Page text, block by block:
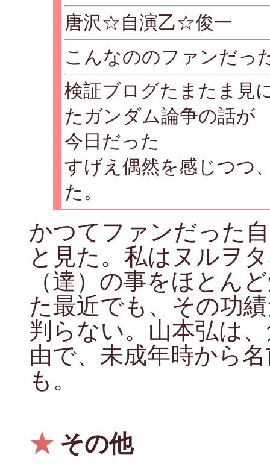
唐沢☆自演乙☆俊一
こんなののファンだっ
検証ブログたまたま見
たガンダム論争の話が
今日だった
すげえ偶然を感じつつ
た。
かつてファンだった
と見た。私はヌルヲ
（達）の事をほとん
た最近でも、その功
判らない。山本弘は
由で、未成年時から
も。
★その他